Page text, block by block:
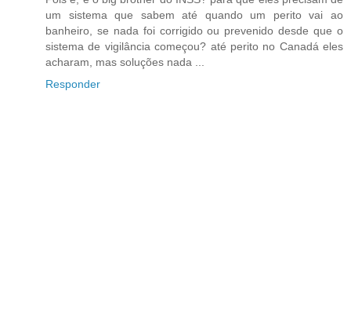
um sistema que sabem até quando um perito vai ao
banheiro, se nada foi corrigido ou prevenido desde que o
sistema de vigilância começou? até perito no Canadá eles
acharam, mas soluções nada ...
Responder